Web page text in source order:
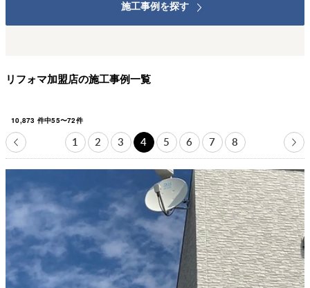
施工事例を探す
リフォマ加盟店の施工事例一覧
10,873 件中55〜72件
1 2 3 4 5 6 7 8